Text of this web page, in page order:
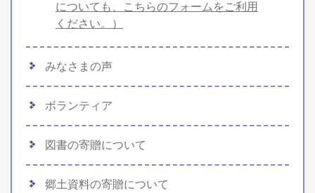
についても、こちらのフォームをご利用
ください。）
みなさまの声
ボランティア
図書の寄贈について
郷土資料の寄贈について